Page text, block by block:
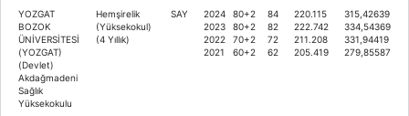
YOZGAT
BOZOK
ÜNİVERSİTESİ
(YOZGAT)
(Devlet)
Akdağmadeni
Sağlık
Yüksekokulu
Hemşirelik
(Yüksekokul)
(4 Yıllık)
SAY
2024
2023
2022
2021
80+2
80+2
70+2
60+2
84
82
72
62
220.115
222.742
211.208
205.419
315,42639
334,54369
331,94419
279,85587